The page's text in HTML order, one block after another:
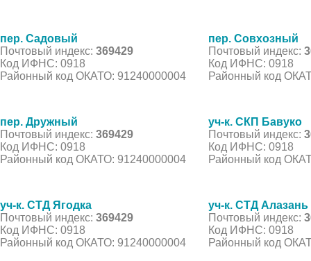
пер. Садовый
Почтовый индекс: 369429
Код ИФНС: 0918
Районный код ОКАТО: 91240000004
пер. Совхозный
Почтовый индекс:
Код ИФНС: 0918
Районный код
пер. Дружный
Почтовый индекс: 369429
Код ИФНС: 0918
Районный код ОКАТО: 91240000004
уч-к. СКП Бавуко
Почтовый индекс:
Код ИФНС: 0918
Районный код
уч-к. СТД Ягодка
Почтовый индекс: 369429
Код ИФНС: 0918
Районный код ОКАТО: 91240000004
уч-к. СТД Алазань
Почтовый индекс:
Код ИФНС: 0918
Районный код